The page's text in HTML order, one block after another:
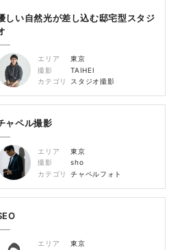
しい自然光が差し込む邸宅型スタジ
エリア
東京
撮影
TAIHEI
カテゴリ
スタジオ撮影
ャペル撮影
エリア
東京
撮影
sho
カテゴリ
チャペルフォト
エリア
東京